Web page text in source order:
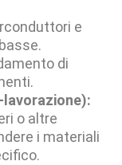
e
di
o altre
i materiali